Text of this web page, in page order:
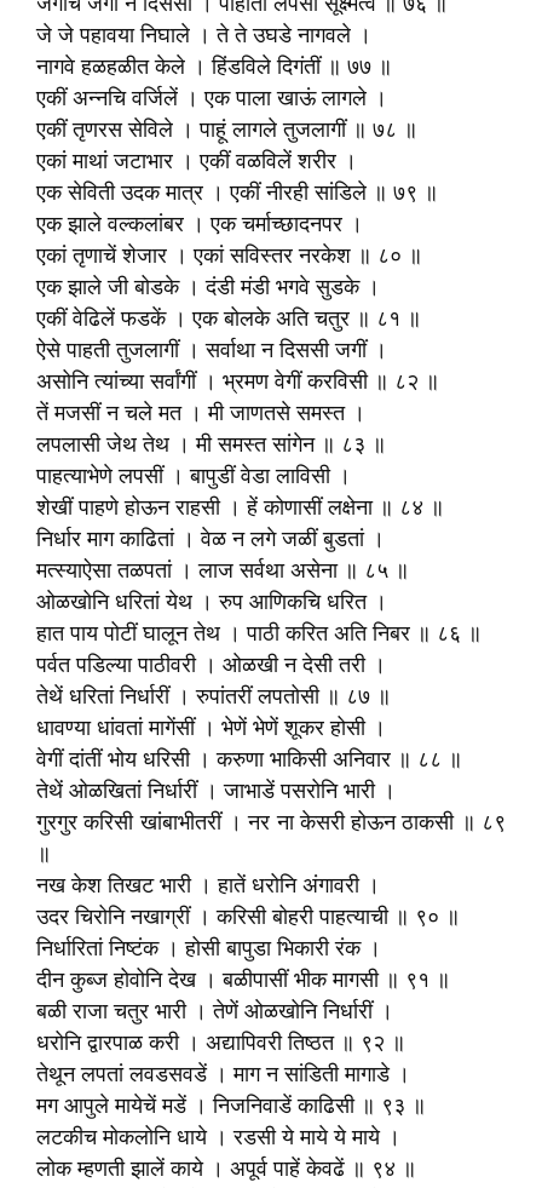
जे जे पहावया निघाले । ते ते उघडे नागवले ।
नागवे हळहळीत केले । हिंडविले दिगंतीं ॥ ७७ ॥
एकीं अन्नचि वर्जिलें । एक पाला खाऊं लागले ।
एकीं तृणरस सेविले । पाहूं लागले तुजलागीं ॥ ७८ ॥
एकां माथां जटाभार । एकीं वळविलें शरीर ।
एक सेविती उदक मात्र । एकीं नीरही सांडिले ॥ ७९ ॥
एक झाले वल्कलांबर । एक चर्माच्छादनपर ।
एकां तृणाचें शेजार । एकां सविस्तर नरकेश ॥ ८० ॥
एक झाले जी बोडके । दंडी मंडी भगवे सुडके ।
एकीं वेढिलें फडकें । एक बोलके अति चतुर ॥ ८१ ॥
ऐसे पाहती तुजलागीं । सर्वाथा न दिससी जगीं ।
असोनि त्यांच्या सर्वांगीं । भ्रमण वेगीं करविसी ॥ ८२ ॥
तें मजसीं न चले मत । मी जाणतसे समस्त ।
लपलासी जेथ तेथ । मी समस्त सांगेन ॥ ८३ ॥
पाहत्याभेणे लपसीं । बापुडीं वेडा लाविसी ।
शेखीं पाहणे होऊन राहसी । हें कोणासीं लक्षेना ॥ ८४ ॥
निर्धार माग काढितां । वेळ न लगे जळीं बुडतां ।
मत्स्याऐसा तळपतां । लाज सर्वथा असेना ॥ ८५ ॥
ओळखोनि धरितां येथ । रुप आणिकचि धरित ।
हात पाय पोटीं घालून तेथ । पाठी करित अति निबर ॥ ८६ ॥
पर्वत पडिल्या पाठीवरी । ओळखी न देसी तरी ।
तेथें धरितां निर्धारीं । रुपांतरीं लपतोसी ॥ ८७ ॥
धावण्या धांवतां मागेंसीं । भेणें भेणें शूकर होसी ।
वेगीं दांतीं भोय धरिसी । करुणा भाकिसी अनिवार ॥ ८८ ॥
तेथें ओळखितां निर्धारीं । जाभाडें पसरोनि भारी ।
गुरगुर करिसी खांबाभीतरीं । नर ना केसरी होऊन ठाकसी ॥ ८९
॥
नख केश तिखट भारी । हातें धरोनि अंगावरी ।
उदर चिरोनि नखाग्रीं । करिसी बोहरी पाहत्याची ॥ ९० ॥
निर्धारितां निष्टंक । होसी बापुडा भिकारी रंक ।
दीन कुब्ज होवोनि देख । बळीपासीं भीक मागसी ॥ ९१ ॥
बळी राजा चतुर भारी । तेणें ओळखोनि निर्धारीं ।
धरोनि द्वारपाळ करी । अद्यापिवरी तिष्ठत ॥ ९२ ॥
तेथून लपतां लवडसवडें । माग न सांडिती मागाडे ।
मग आपुले मायेचें मडें । निजनिवाडें काढिसी ॥ ९३ ॥
लटकीच मोकलोनि धाये । रडसी ये माये ये माये ।
लोक म्हणती झालें काये । अपूर्व पाहें केवढें ॥ ९४ ॥